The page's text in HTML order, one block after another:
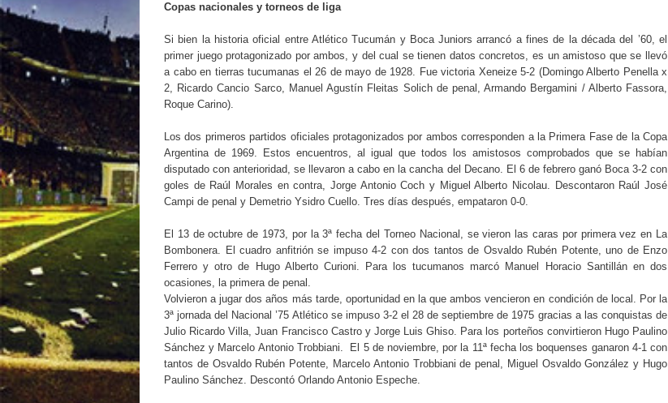
Copas nacionales y torneos de liga
Si bien la historia oficial entre Atlético Tucumán y Boca Juniors arrancó a fines de la década del ’60, el
primer juego protagonizado por ambos, y del cual se tienen datos concretos, es un amistoso que se llevó
a cabo en tierras tucumanas el 26 de mayo de 1928. Fue victoria Xeneize 5-2 (Domingo Alberto Penella x
2, Ricardo Cancio Sarco, Manuel Agustín Fleitas Solich de penal, Armando Bergamini / Alberto Fassora,
Roque Carino).
Los dos primeros partidos oficiales protagonizados por ambos corresponden a la Primera Fase de la Copa
Argentina de 1969. Estos encuentros, al igual que todos los amistosos comprobados que se habían
disputado con anterioridad, se llevaron a cabo en la cancha del Decano. El 6 de febrero ganó Boca 3-2 con
goles de Raúl Morales en contra, Jorge Antonio Coch y Miguel Alberto Nicolau. Descontaron Raúl José
Campi de penal y Demetrio Ysidro Cuello. Tres días después, empataron 0-0.
El 13 de octubre de 1973, por la 3ª fecha del Torneo Nacional, se vieron las caras por primera vez en La
Bombonera. El cuadro anfitrión se impuso 4-2 con dos tantos de Osvaldo Rubén Potente, uno de Enzo
Ferrero y otro de Hugo Alberto Curioni. Para los tucumanos marcó Manuel Horacio Santillán en dos
ocasiones, la primera de penal.
Volvieron a jugar dos años más tarde, oportunidad en la que ambos vencieron en condición de local. Por la
3ª jornada del Nacional ’75 Atlético se impuso 3-2 el 28 de septiembre de 1975 gracias a las conquistas de
Julio Ricardo Villa, Juan Francisco Castro y Jorge Luis Ghiso. Para los porteños convirtieron Hugo Paulino
Sánchez y Marcelo Antonio Trobbiani. El 5 de noviembre, por la 11ª fecha los boquenses ganaron 4-1 con
tantos de Osvaldo Rubén Potente, Marcelo Antonio Trobbiani de penal, Miguel Osvaldo González y Hugo
Paulino Sánchez. Descontó Orlando Antonio Espeche.